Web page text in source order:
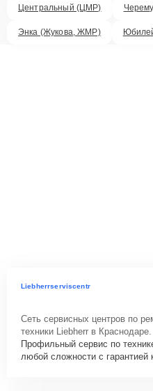
Центральный (ЦМР)
Энка (Жукова, ЖМР)
Liebherrserviscentr
Сеть сервисных центров по
техники Liebherr в Краснодаре.
Профильный сервис по
любой сложности с гарантией